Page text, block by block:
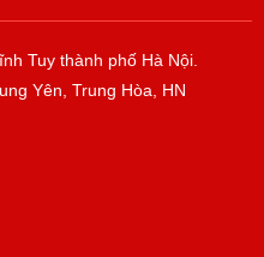
Tuy thành phố Hà Nội.
Yên, Trung Hòa, HN